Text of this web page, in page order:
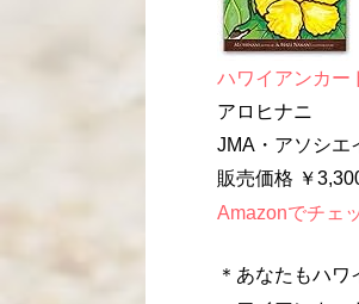
ハワイアンカー
アロヒナニ
JMA・アソシエ
販売価格 ￥
Amazonでチェ
＊あなたもハ